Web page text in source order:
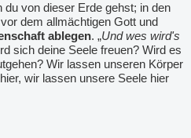
du von dieser Erde gehst; in den
dem allmächtigen Gott und
ablegen. „Und wes wird's
sich deine Seele freuen? Wird es
Wir lassen unseren Körper
wir lassen unsere Seele hier